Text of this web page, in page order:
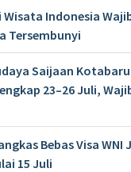
Wisata Indonesia
Tersembunyi
Saijaan Kotabaru
23–26 Juli,
Bebas Visa WNI
15 Juli